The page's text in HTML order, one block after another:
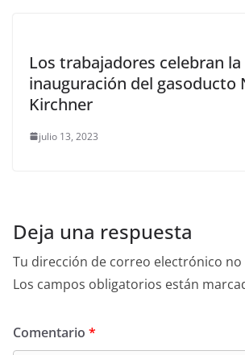
Los trabajadores celebran la
inauguración del gasoducto
Kirchner
julio 13, 2023
Deja una respuesta
Tu dirección de correo electrónico no
Los campos obligatorios están
Comentario *